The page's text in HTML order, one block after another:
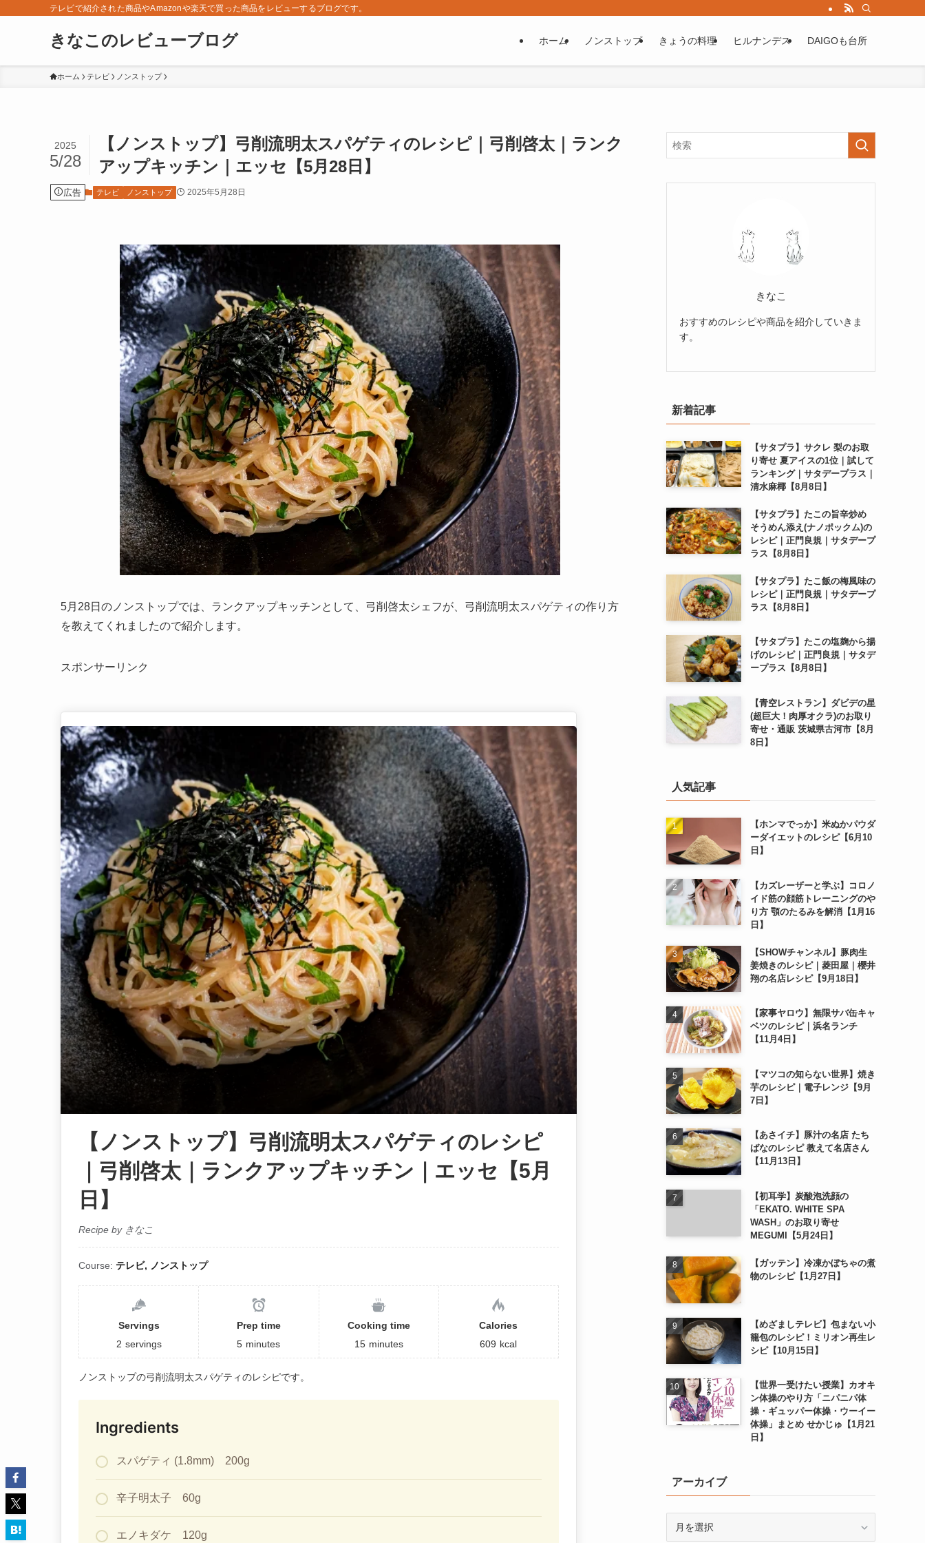
テレビで紹介された商品やAmazonや楽天で買った商品をレビューするブログです。
きなこのレビューブログ ホーム ノンストップ きょうの料理 ヒルナンデス DAIGOも台所
ホーム テレビ ノンストップ
【ノンストップ】弓削流明太スパゲティのレシピ｜弓削啓太｜ランク
アップキッチン｜エッセ【5月28日】
2025
5/28
広告 テレビ ノンストップ 2025年5月28日
5月28日のノンストップでは、ランクアップキッチンとして、弓削啓太シェフが、弓削流明太スパゲティの作り方
を教えてくれましたので紹介します。
スポンサーリンク
【ノンストップ】弓削流明太スパゲティのレシピ
｜弓削啓太｜ランクアップキッチン｜エッセ【5月
日】
Recipe by きなこ
Course: テレビ, ノンストップ
Servings
2 servings
Prep time
5 minutes
Cooking time
15 minutes
Calories
609 kcal
ノンストップの弓削流明太スパゲティのレシピです。
Ingredients
スパゲティ (1.8mm) 200g
辛子明太子 60g
エノキダケ 120g
きなこ
おすすめのレシピや商品を紹介していきま
す。
新着記事
【サタプラ】サクレ 梨のお取
り寄せ 夏アイスの1位｜試して
ランキング｜サタデープラス｜
清水麻椰【8月8日】
【サタプラ】たこの旨辛炒め
そうめん添え(ナノポックム)の
レシピ｜正門良規｜サタデープ
ラス【8月8日】
【サタプラ】たこ飯の梅風味の
レシピ｜正門良規｜サタデープ
ラス【8月8日】
【サタプラ】たこの塩麹から揚
げのレシピ｜正門良規｜サタデ
ープラス【8月8日】
【青空レストラン】ダビデの星
(超巨大！肉厚オクラ)のお取り
寄せ・通販 茨城県古河市【8月
8日】
人気記事
【ホンマでっか】米ぬかパウダ
ーダイエットのレシピ【6月10
日】
【カズレーザーと学ぶ】コロノ
イド筋の顔筋トレーニングのや
り方 顎のたるみを解消【1月16
日】
【SHOWチャンネル】豚肉生
姜焼きのレシピ｜菱田屋｜櫻井
翔の名店レシピ【9月18日】
【家事ヤロウ】無限サバ缶キャ
ベツのレシピ｜浜名ランチ
【11月4日】
【マツコの知らない世界】焼き
芋のレシピ｜電子レンジ【9月
7日】
【あさイチ】豚汁の名店 たち
ばなのレシピ 教えて名店さん
【11月13日】
【初耳学】炭酸泡洗顔の
「EKATO. WHITE SPA
WASH」のお取り寄せ
MEGUMI【5月24日】
【ガッテン】冷凍かぼちゃの煮
物のレシピ【1月27日】
【めざましテレビ】包まない小
籠包のレシピ！ミリオン再生レ
シピ【10月15日】
【世界一受けたい授業】カオキ
ン体操のやり方「ニパニパ体
操・ギュッパー体操・ウーイー
体操」まとめ せかじゅ【1月21
日】
アーカイブ